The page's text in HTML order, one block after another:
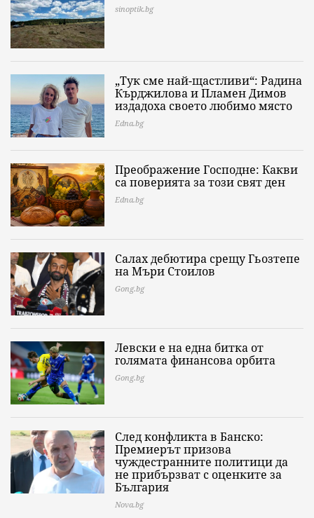
sinoptik.bg
„Тук сме най-щастливи“: Радина
Кърджилова и Пламен Димов
издадоха своето любимо място
Edna.bg
Преображение Господне: Какви
са поверията за този свят ден
Edna.bg
Салах дебютира срещу Гьозтепе
на Мъри Стоилов
Gong.bg
Левски е на една битка от
голямата финансова орбита
Gong.bg
След конфликта в Банско:
Премиерът призова
чуждестранните политици да
не прибързват с оценките за
България
Nova.bg